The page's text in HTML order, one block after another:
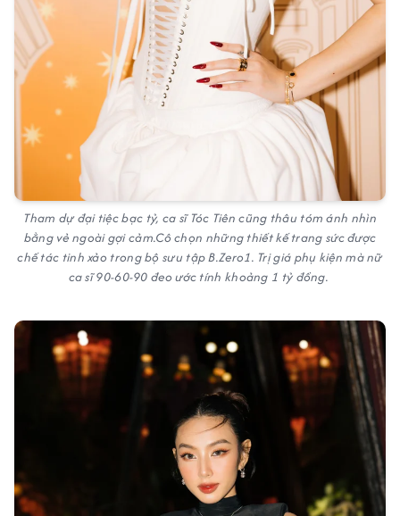
Tham dự đại tiệc bạc tỷ, ca sĩ Tóc Tiên cũng thâu tóm ánh nhìn
bằng vẻ ngoài gợi cảm.Cô chọn những thiết kế trang sức được
chế tác tinh xảo trong bộ sưu tập B.Zero1. Trị giá phụ kiện mà nữ
ca sĩ 90-60-90 đeo ước tính khoảng 1 tỷ đồng.